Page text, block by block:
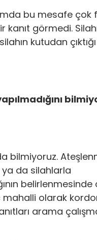
bu mesafe çok
görmedi.
kutudan
bilmiyoruz.
da silahlarla
belirlenmesinde
mahalli olarak
arama